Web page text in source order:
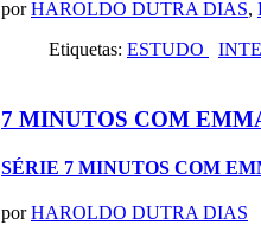
porHAROLDO DUTRA DIAS,
Etiquetas: ESTUDO
7 MINUTOS COM
SÉRIE 7 MINUTOS COM
porHAROLDO DUTRA DIAS